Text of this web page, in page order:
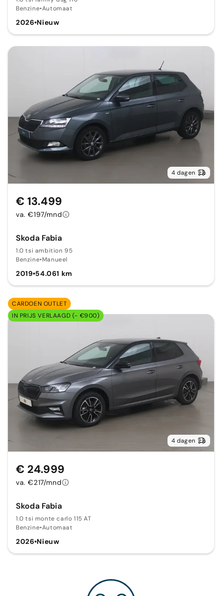
Benzine•Automaat
2026•Nieuw
4 dagen
Skoda Fabia
1.0 tsi ambition 95
Benzine•Manueel
2019•54.061 km
€ 13.499
va. €197/mnd
CARDOEN OUTLET
IN PRIJS VERLAAGD (- €900)
4 dagen
Skoda Fabia
1.0 tsi monte carlo 115 AT
Benzine•Automaat
2026•Nieuw
€ 24.999
va. €217/mnd